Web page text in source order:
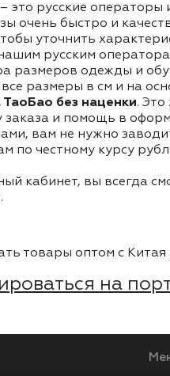
это русские операторы
очень быстро и
уточнить
русским
размеров одежды и
размеры в см и на
ТаоБао без наценки. Это
заказа и помощь в
вам не нужно
по честному курсу
кабинет, вы всегда
товары оптом с Китая
на